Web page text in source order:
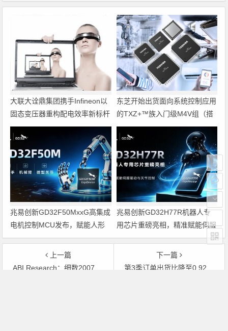
大联大诠鼎集团携手Infineon以
固态变压器重构配电效率新标杆
东芝开始出货面向系统控制应用
的TXZ+™族入门级M4V组（搭
载Arm Cortex‑M4内核的标准微
控制器）工程样品
兆易创新GD32F50MxxG高集成
电机控制MCU发布，赋能人形
机器人关节驱动革新
兆易创新GD32H77R机器人专
用芯片重磅亮相，精准赋能伺服
驱动与关节控制
上一篇
ABI Research：细数2007年半导体产业十个“不”
下一篇
第3季订单出货比降至0.92，NXP预测业绩将持续走低